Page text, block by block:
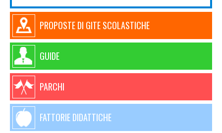
PROPOSTE DI GITE SCOLASTICHE
GUIDE
PARCHI
FATTORIE DIDATTICHE